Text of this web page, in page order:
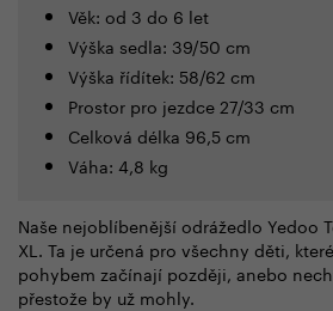
Věk: od 3 do 6 let
Výška sedla: 39/50 cm
Výška řídítek: 58/62 cm
Prostor pro jezdce 27/33 cm
Celková délka 96,5 cm
Váha: 4,8 kg
Naše nejoblíbenější odrážedlo Yedoo
XL. Ta je určená pro všechny děti,
pohybem začínají později, anebo
přestože by už mohly.